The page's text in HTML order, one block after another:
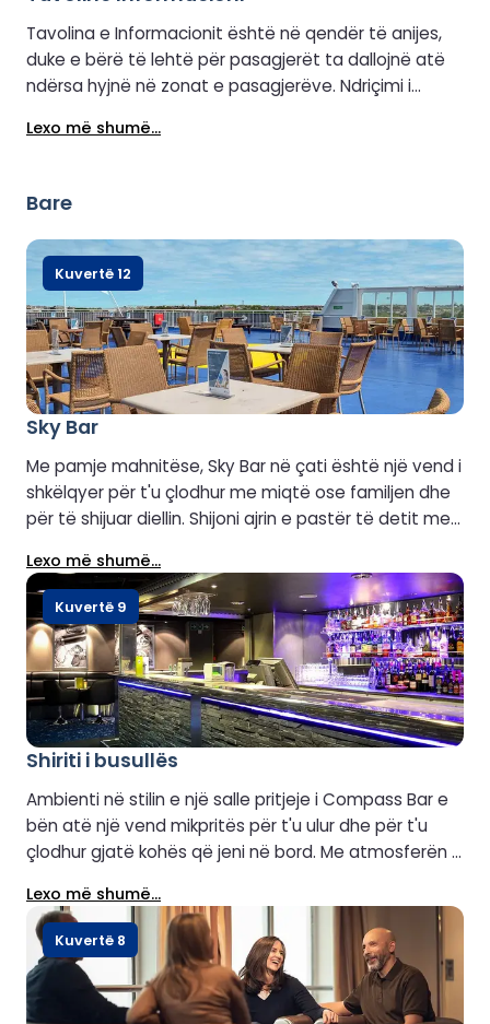
Tavolina e Informacionit është në qendër të anijes,
duke e bërë të lehtë për pasagjerët ta dallojnë atë
ndërsa hyjnë në zonat e pasagjerëve. Ndriçimi i
udhëtarët direkt në sportel. Stafi përshëndet
shërbimet në bord, të tilla si restorantet, dyqanet
dhe sallonet, dhe ndihmon me nevojat praktike, si
gjetja e dyqanit pa taksa, zonës së lojërave për
fëmijë ose ashensorëve dhe shkallëve. Pasagjerët
mbështeten në këtë qendër qendrore si ndalesën e
tyre të parë për çdo gjë që u nevojitet gjatë
udhëtimit.
Lexo më shumë...
Bare
Sky Bar
Me pamje mahnitëse, Sky Bar në çati është një vend i
shkëlqyer për t'u çlodhur me miqtë ose familjen dhe
për të shijuar diellin. Shijoni ajrin e pastër të detit me
Sky Bar madje ofron muzikë live. Zgjidhni pijen tuaj të
preferuar dhe shijoni pamjet ndërsa lundroni në det
të hapur.
Lexo më shumë...
Kuvertë 12
Shiriti i busullës
Ambienti në stilin e një salle pritjeje i Compass Bar e
bën atë një vend mikpritës për t'u ulur dhe për t'u
çlodhur gjatë kohës që jeni në bord. Me atmosferën e
për t'u takuar me një birrë, një gotë verë ose pije
alkoolike të markave të njohura. Është gjithashtu një
vend i shkëlqyer për pije pas darkës, dhe mund të
organizohen seanca degustacioni verërash, uiski ose
birre për t'ju ndihmuar të nisni pushimet tuaja.
Lexo më shumë...
Kuvertë 9
Kuvertë 8